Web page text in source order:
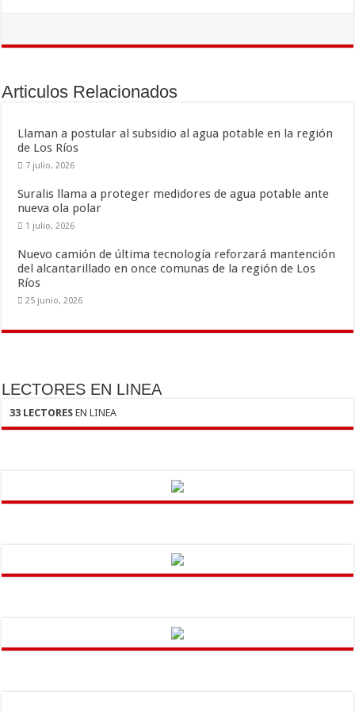
o
k
ar
r
Articulos Relacionados
Llaman a postular al subsidio al agua potable en la región
de Los Ríos
7 julio, 2026
Suralis llama a proteger medidores de agua potable ante
nueva ola polar
1 julio, 2026
Nuevo camión de última tecnología reforzará mantención
del alcantarillado en once comunas de la región de Los
Ríos
25 junio, 2026
LECTORES EN LINEA
33 LECTORES EN LINEA